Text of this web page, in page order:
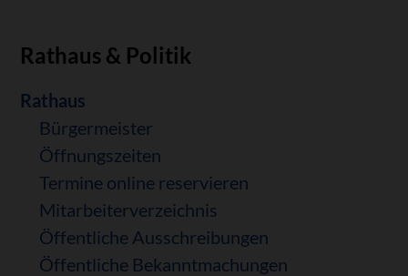
Rathaus & Politik
Navigation
überspringen
Rathaus
Bürgermeister
Öffnungszeiten
Termine online reservieren
Mitarbeiterverzeichnis
Öffentliche Ausschreibungen
Öffentliche Bekanntmachungen